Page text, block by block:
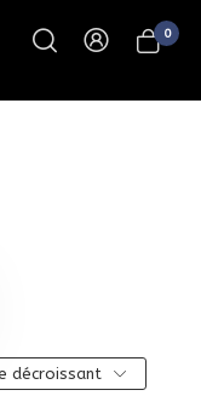
0
décroissant